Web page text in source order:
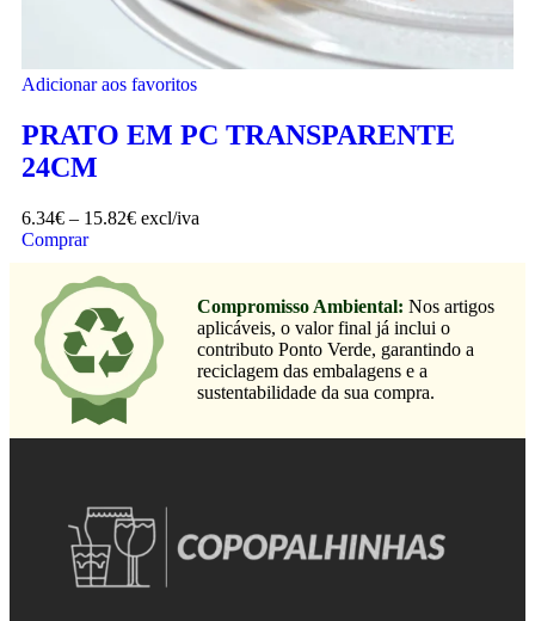
Adicionar aos favoritos
PRATO EM PC TRANSPARENTE
24CM
6.34€ – 15.82€ excl/iva
Comprar
Compromisso Ambiental: Nos artigos
aplicáveis, o valor final já inclui o
contributo Ponto Verde, garantindo a
reciclagem das embalagens e a
sustentabilidade da sua compra.